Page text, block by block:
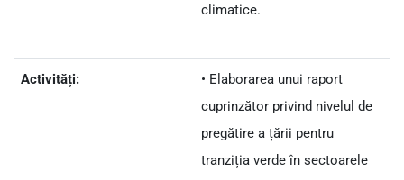
climatice.
Activități:
• Elaborarea unui raport
cuprinzător privind nivelul de
pregătire a țării pentru
tranziția verde în sectoarele